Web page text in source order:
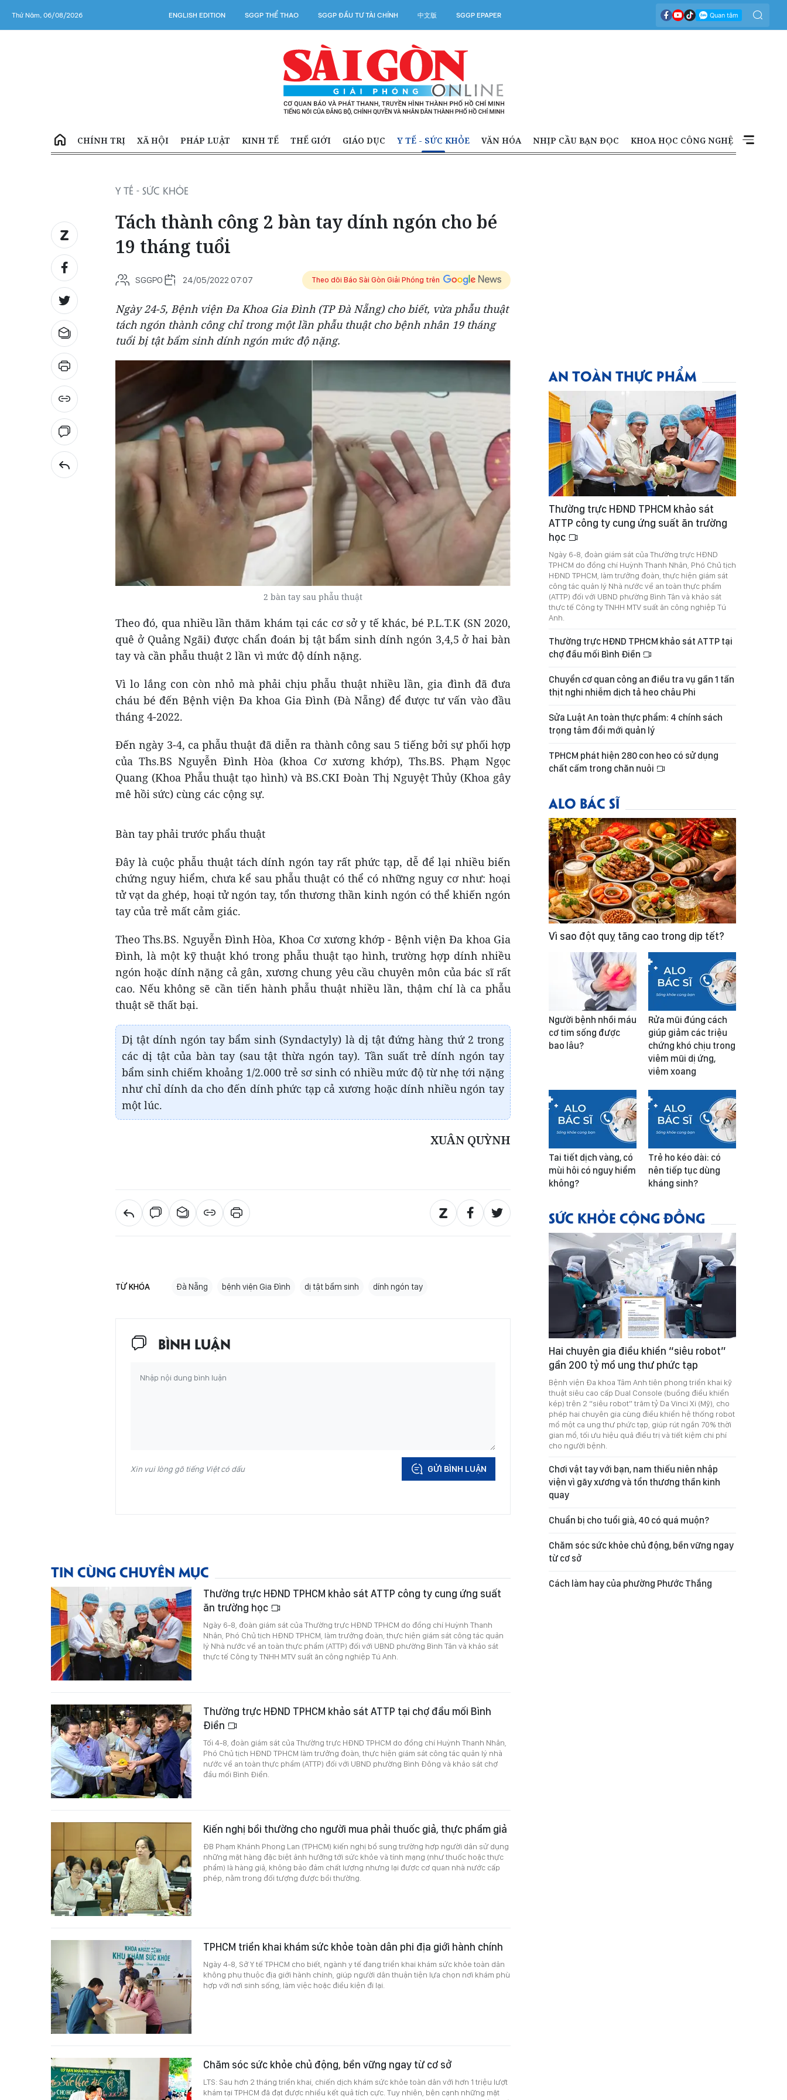
Thứ Năm, 06/08/2026 ENGLISH EDITION SGGP THỂ THAO SGGP ĐẦU TƯ TÀI CHÍNH 中文版 SGGP EPAPER
CHÍNH TRỊ XÃ HỘI PHÁP LUẬT KINH TẾ THẾ GIỚI GIÁO DỤC Y TẾ - SỨC KHỎE VĂN HÓA NHỊP CẦU BẠN ĐỌC KHOA HỌC CÔNG NGHỆ
Y TẾ - SỨC KHỎE
Tách thành công 2 bàn tay dính ngón cho bé
19 tháng tuổi
SGGPO 24/05/2022 07:07 Theo dõi Báo Sài Gòn Giải Phóng trên
Ngày 24-5, Bệnh viện Đa Khoa Gia Đình (TP Đà Nẵng) cho biết, vừa phẫu thuật
tách ngón thành công chỉ trong một lần phẫu thuật cho bệnh nhân 19 tháng
tuổi bị tật bẩm sinh dính ngón mức độ nặng.
2 bàn tay sau phẫu thuật
Theo đó, qua nhiều lần thăm khám tại các cơ sở y tế khác, bé P.L.T.K (SN 2020,
quê ở Quảng Ngãi) được chẩn đoán bị tật bẩm sinh dính ngón 3,4,5 ở hai bàn
tay và cần phẫu thuật 2 lần vì mức độ dính nặng.
Vì lo lắng con còn nhỏ mà phải chịu phẫu thuật nhiều lần, gia đình đã đưa
cháu bé đến Bệnh viện Đa khoa Gia Đình (Đà Nẵng) để được tư vấn vào đầu
tháng 4-2022.
Đến ngày 3-4, ca phẫu thuật đã diễn ra thành công sau 5 tiếng bởi sự phối hợp
của Ths.BS Nguyễn Đình Hòa (khoa Cơ xương khớp), Ths.BS. Phạm Ngọc
Quang (Khoa Phẫu thuật tạo hình) và BS.CKI Đoàn Thị Nguyệt Thủy (Khoa gây
mê hồi sức) cùng các cộng sự.
Bàn tay phải trước phẩu thuật
Đây là cuộc phẫu thuật tách dính ngón tay rất phức tạp, dễ để lại nhiều biến
chứng nguy hiểm, chưa kể sau phẫu thuật có thể có những nguy cơ như: hoại
tử vạt da ghép, hoại tử ngón tay, tổn thương thần kinh ngón có thể khiến ngón
tay của trẻ mất cảm giác.
Theo Ths.BS. Nguyễn Đình Hòa, Khoa Cơ xương khớp - Bệnh viện Đa khoa Gia
Đình, là một kỹ thuật khó trong phẫu thuật tạo hình, trường hợp dính nhiều
ngón hoặc dính nặng cả gân, xương chung yêu cầu chuyên môn của bác sĩ rất
cao. Nếu không sẽ cần tiến hành phẫu thuật nhiều lần, thậm chí là ca phẫu
thuật sẽ thất bại.
Dị tật dính ngón tay bẩm sinh (Syndactyly) là dị tật đứng hàng thứ 2 trong
các dị tật của bàn tay (sau tật thừa ngón tay). Tần suất trẻ dính ngón tay
bẩm sinh chiếm khoảng 1/2.000 trẻ sơ sinh có nhiều mức độ từ nhẹ tới nặng
như chỉ dính da cho đến dính phức tạp cả xương hoặc dính nhiều ngón tay
một lúc.
XUÂN QUỲNH
TỪ KHÓA Đà Nẵng bệnh viện Gia Đình dị tật bẩm sinh dính ngón tay
BÌNH LUẬN
Xin vui lòng gõ tiếng Việt có dấu GỬI BÌNH LUẬN
TIN CÙNG CHUYÊN MỤC
Thường trực HĐND TPHCM khảo sát ATTP công ty cung ứng suất
ăn trường học
Ngày 6-8, đoàn giám sát của Thường trực HĐND TPHCM do đồng chí Huỳnh Thanh
Nhân, Phó Chủ tịch HĐND TPHCM, làm trưởng đoàn, thực hiện giám sát công tác quản
lý Nhà nước về an toàn thực phẩm (ATTP) đối với UBND phường Bình Tân và khảo sát
thực tế Công ty TNHH MTV suất ăn công nghiệp Tú Anh.
Thường trực HĐND TPHCM khảo sát ATTP tại chợ đầu mối Bình
Điền
Tối 4-8, đoàn giám sát của Thường trực HĐND TPHCM do đồng chí Huỳnh Thanh Nhân,
Phó Chủ tịch HĐND TPHCM làm trưởng đoàn, thực hiện giám sát công tác quản lý nhà
nước về an toàn thực phẩm (ATTP) đối với UBND phường Bình Đông và khảo sát chợ
đầu mối Bình Điền.
Kiến nghị bồi thường cho người mua phải thuốc giả, thực phẩm giả
ĐB Phạm Khánh Phong Lan (TPHCM) kiến nghị bổ sung trường hợp người dân sử dụng
những mặt hàng đặc biệt ảnh hưởng tới sức khỏe và tính mạng (như thuốc hoặc thực
phẩm) là hàng giả, không bảo đảm chất lượng nhưng lại được cơ quan nhà nước cấp
phép, nằm trong đối tượng được bồi thường.
TPHCM triển khai khám sức khỏe toàn dân phi địa giới hành chính
Ngày 4-8, Sở Y tế TPHCM cho biết, ngành y tế đang triển khai khám sức khỏe toàn dân
không phụ thuộc địa giới hành chính, giúp người dân thuận tiện lựa chọn nơi khám phù
hợp với nơi sinh sống, làm việc hoặc điều kiện đi lại.
Chăm sóc sức khỏe chủ động, bền vững ngay từ cơ sở
LTS: Sau hơn 2 tháng triển khai, chiến dịch khám sức khỏe toàn dân với hơn 1 triệu lượt
khám tại TPHCM đã đạt được nhiều kết quả tích cực. Tuy nhiên, bên cạnh những mặt
AN TOÀN THỰC PHẨM
Thường trực HĐND TPHCM khảo sát
ATTP công ty cung ứng suất ăn trường
học
Ngày 6-8, đoàn giám sát của Thường trực HĐND
TPHCM do đồng chí Huỳnh Thanh Nhân, Phó Chủ tịch
HĐND TPHCM, làm trưởng đoàn, thực hiện giám sát
công tác quản lý Nhà nước về an toàn thực phẩm
(ATTP) đối với UBND phường Bình Tân và khảo sát
thực tế Công ty TNHH MTV suất ăn công nghiệp Tú
Anh.
Thường trực HĐND TPHCM khảo sát ATTP tại
chợ đầu mối Bình Điền
Chuyển cơ quan công an điều tra vụ gần 1 tấn
thịt nghi nhiễm dịch tả heo châu Phi
Sửa Luật An toàn thực phẩm: 4 chính sách
trọng tâm đổi mới quản lý
TPHCM phát hiện 280 con heo có sử dụng
chất cấm trong chăn nuôi
ALO BÁC SĨ
Vì sao đột quỵ tăng cao trong dịp tết?
Người bệnh nhồi máu
cơ tim sống được
bao lâu?
Rửa mũi đúng cách
giúp giảm các triệu
chứng khó chịu trong
viêm mũi dị ứng,
viêm xoang
Tai tiết dịch vàng, có
mùi hôi có nguy hiểm
không?
Trẻ ho kéo dài: có
nên tiếp tục dùng
kháng sinh?
SỨC KHỎE CỘNG ĐỒNG
Hai chuyên gia điều khiển “siêu robot”
gần 200 tỷ mổ ung thư phức tạp
Bệnh viện Đa khoa Tâm Anh tiên phong triển khai kỹ
thuật siêu cao cấp Dual Console (buồng điều khiển
kép) trên 2 “siêu robot” trăm tỷ Da Vinci Xi (Mỹ), cho
phép hai chuyên gia cùng điều khiển hệ thống robot
mổ một ca ung thư phức tạp, giúp rút ngắn 70% thời
gian mổ, tối ưu hiệu quả điều trị và tiết kiệm chi phí
cho người bệnh.
Chơi vật tay với bạn, nam thiếu niên nhập
viện vì gãy xương và tổn thương thần kinh
quay
Chuẩn bị cho tuổi già, 40 có quá muộn?
Chăm sóc sức khỏe chủ động, bền vững ngay
từ cơ sở
Cách làm hay của phường Phước Thắng